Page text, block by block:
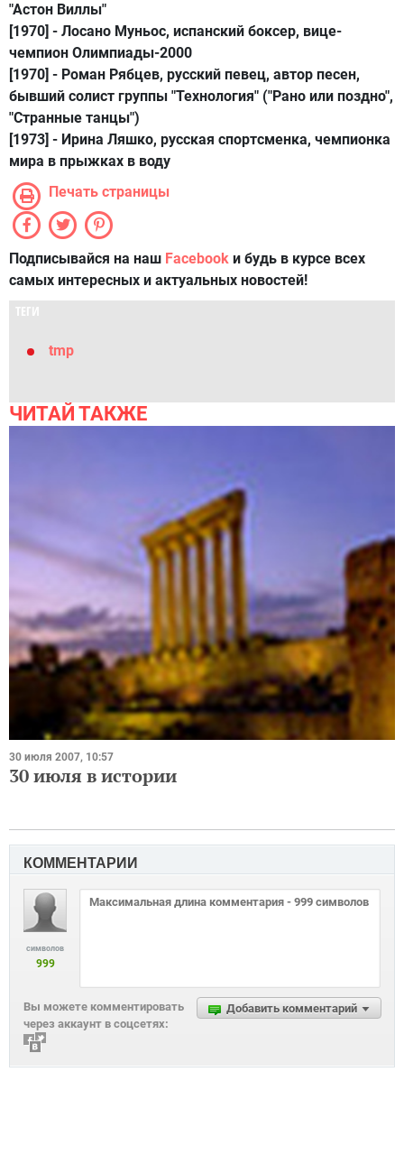
"Астон Виллы"
[1970] - Лосано Муньос, испанский боксер, вице-
чемпион Олимпиады-2000
[1970] - Роман Рябцев, русский певец, автор песен,
бывший солист группы "Технология" ("Рано или поздно",
"Странные танцы")
[1973] - Ирина Ляшко, русская спортсменка, чемпионка
мира в прыжках в воду
Печать страницы
Подписывайся на наш Facebook и будь в курсе всех
самых интересных и актуальных новостей!
ТЕГИ
tmp
ЧИТАЙ ТАКЖЕ
30 июля 2007, 10:57
30 июля в истории
КОММЕНТАРИИ
символов
999
Добавить комментарий
Вы можете комментировать
через аккаунт в соцсетях: